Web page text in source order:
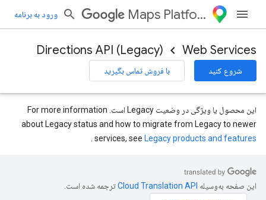
Maps Platform ورود به برنامه
Web Services
Directions API (Legacy)
شروع کنید با فروش تماس بگیرید
این محصول یا ویژگی در وضعیت Legacy است. For more information
about Legacy status and how to migrate from Legacy to newer
services, see Legacy products and features
این صفحه به‌وسیله ترجمه شده است.